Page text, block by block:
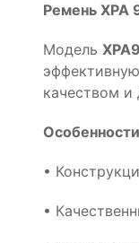
Ремень XPA
Модель
качеством и
•
•